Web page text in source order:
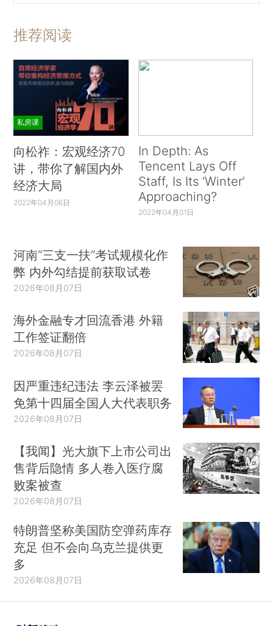
推荐阅读
私房课
向松祚：宏观经济70
讲，带你了解国内外
经济大局
2022年04月06日
In Depth: As
Tencent Lays Off
Staff, Is Its ‘Winter’
Approaching?
2022年04月01日
河南“三支一扶”考试规模化作
弊 内外勾结提前获取试卷
2026年08月07日
海外金融专才回流香港 外籍
工作签证翻倍
2026年08月07日
因严重违纪违法 李云泽被罢
免第十四届全国人大代表职务
2026年08月07日
【我闻】光大旗下上市公司出
售背后隐情 多人卷入医疗腐
败案被查
2026年08月07日
特朗普坚称美国防空弹药库存
充足 但不会向乌克兰提供更
多
2026年08月07日